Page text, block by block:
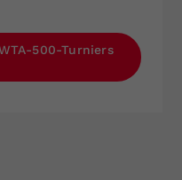
500-Turniers